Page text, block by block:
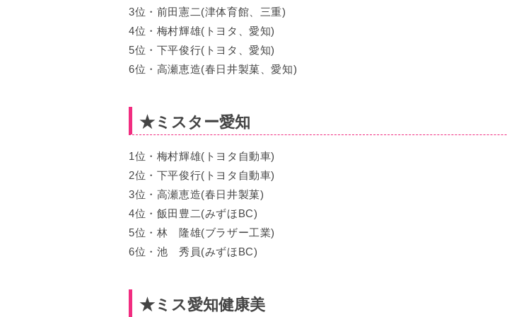
3位・前田憲二(津体育館、三重)
4位・梅村輝雄(トヨタ、愛知)
5位・下平俊行(トヨタ、愛知)
6位・高瀬恵造(春日井製菓、愛知)
★ミスター愛知
1位・梅村輝雄(トヨタ自動車)
2位・下平俊行(トヨタ自動車)
3位・高瀬恵造(春日井製菓)
4位・飯田豊二(みずほBC)
5位・林 隆雄(ブラザー工業)
6位・池 秀員(みずほBC)
★ミス愛知健康美